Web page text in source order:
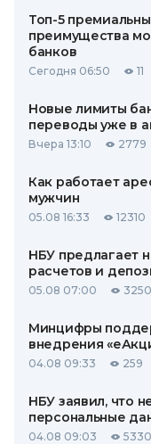
Топ-5
преимущества
банков
Сегодня 06:50 11
Новые лимиты
переводы уже в
Вчера 13:10 2779
Как работает
мужчин
05.08 16:33 12310
НБУ предлагает
расчетов и
05.08 07:00 3250
Минцифры
внедрения
04.08 09:33 259
НБУ заявил, что
персональные
04.08 09:03 5330